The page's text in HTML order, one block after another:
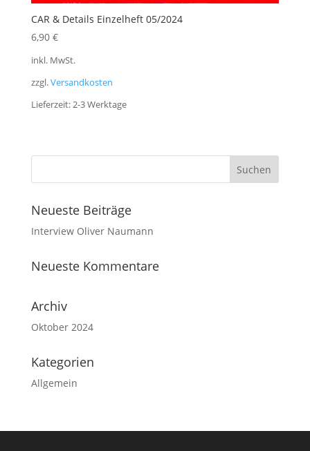
CAR & Details Einzelheft 05/2024
6,90 €
inkl. MwSt.
zzgl.Versandkosten
Lieferzeit:2-3 Werktage
Neueste Beiträge
Interview Oliver Naumann
Neueste Kommentare
Archiv
Oktober 2024
Kategorien
Allgemein